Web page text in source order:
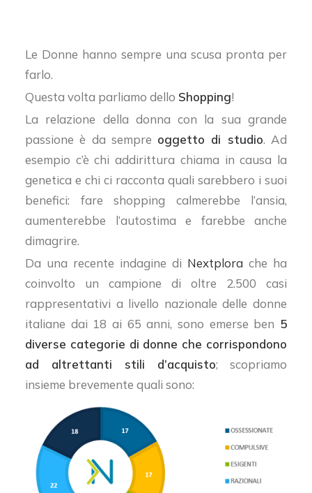
Le Donne hanno sempre una scusa pronta per
farlo.
Questa volta parliamo dello Shopping!
La relazione della donna con la sua grande
passione è da sempre oggetto di studio. Ad
esempio c’è chi addirittura chiama in causa la
genetica e chi ci racconta quali sarebbero i suoi
benefici: fare shopping calmerebbe l’ansia,
aumenterebbe l’autostima e farebbe anche
dimagrire.
Da una recente indagine di Nextplora che ha
coinvolto un campione di oltre 2.500 casi
rappresentativi a livello nazionale delle donne
italiane dai 18 ai 65 anni, sono emerse ben 5
diverse categorie di donne che corrispondono
ad altrettanti stili d’acquisto; scopriamo
insieme brevemente quali sono: